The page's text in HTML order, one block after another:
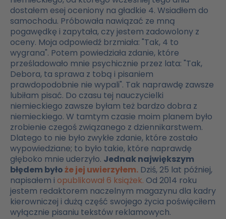
dostałem esej oceniony na gładkie 4. Wsiadłem do
samochodu. Próbowała nawiązać ze mną
pogawędkę i zapytała, czy jestem zadowolony z
oceny. Moja odpowiedź brzmiała: "Tak, 4 to
wygrana". Potem powiedziała zdanie, które
prześladowało mnie psychicznie przez lata: "Tak,
Debora, ta sprawa z tobą i pisaniem
prawdopodobnie nie wypali". Tak naprawdę zawsze
lubiłam pisać. Do czasu tej nauczycielki
niemieckiego zawsze byłam też bardzo dobra z
niemieckiego. W tamtym czasie moim planem było
zrobienie czegoś związanego z dziennikarstwem.
Dlatego to nie było zwykłe zdanie, które zostało
wypowiedziane; to było takie, które naprawdę
głęboko mnie uderzyło. Jednak największym
błędem byłoże jej uwierzyłem. Dziś, 25 lat później,
napisałem i opublikował 6 książek. Od 2014 roku
jestem redaktorem naczelnym magazynu dla kadry
kierowniczej i dużą część swojego życia poświęciłem
wyłącznie pisaniu tekstów reklamowych.